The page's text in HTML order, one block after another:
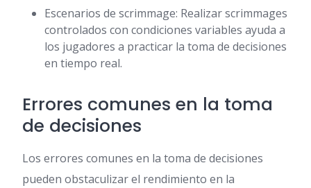
Escenarios de scrimmage: Realizar scrimmages
controlados con condiciones variables ayuda a
los jugadores a practicar la toma de decisiones
en tiempo real.
Errores comunes en la toma
de decisiones
Los errores comunes en la toma de decisiones
pueden obstaculizar el rendimiento en la